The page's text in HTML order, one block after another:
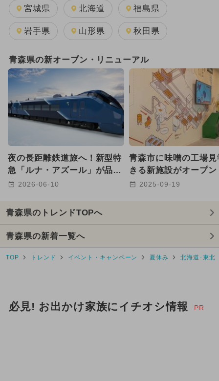
2025年9月のイベント
2025年8月のイベント 夏休み
2025年12月のイベント
2025年7月のイベント
2026年7月のイベント
2025年10月のイベント
2024年11月のイベント
2025年2月のイベント
2026年1月のイベント
2025年5月のイベント 雨の日OK
2025年4月のイベント
宮城県 北海道 福島県
岩手県 山形県 秋田県
青森県の新オープン・リニューアル
夜の長距離鉄道旅へ！新型特
急「ルナ・アズール」が品川
駅〜青森駅間で2027年に運行
2026-06-10
青森市に味噌の工場見
きる新施設がオープ
場見学やカフェも楽し
2025-09-19
青森県のトレンドTOPへ
青森県の新着一覧へ
TOP トレンド イベント・キャンペーン 夏休み 北海道･東北
必見! お出かけ家族にイチオシ情報 PR